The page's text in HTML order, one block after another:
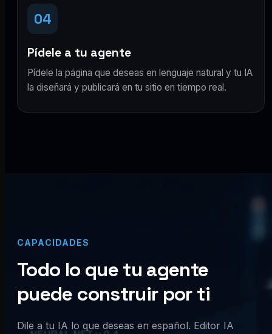
04
Pídele a tu agente
Pídele la página que deseas en lenguaje natural y tu IA
la diseñará y publicará en tu sitio en tiempo real.
CAPACIDADES
Todo lo que tu agente
puede construir por ti
Dile a tu IA lo que deseas en español. Editor IA